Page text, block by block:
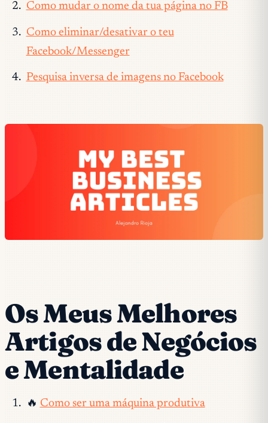
Como mudar o nome da tua página no FB
Como eliminar/desativar o teu
Facebook/Messenger
Pesquisa inversa de imagens no Facebook
Os Meus Melhores
Artigos de Negócios
e Mentalidade
🔥 Como ser uma máquina produtiva